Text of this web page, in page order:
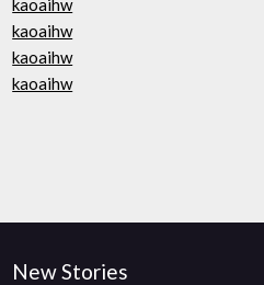
kaoaihw
kaoaihw
kaoaihw
kaoaihw
New Stories